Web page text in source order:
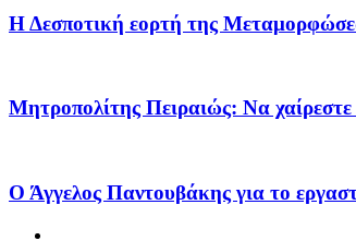
Η Δεσποτική εορτή της
Μητροπολίτης Πειραιώς: Να
Ο Άγγελος Παντουβάκης για το